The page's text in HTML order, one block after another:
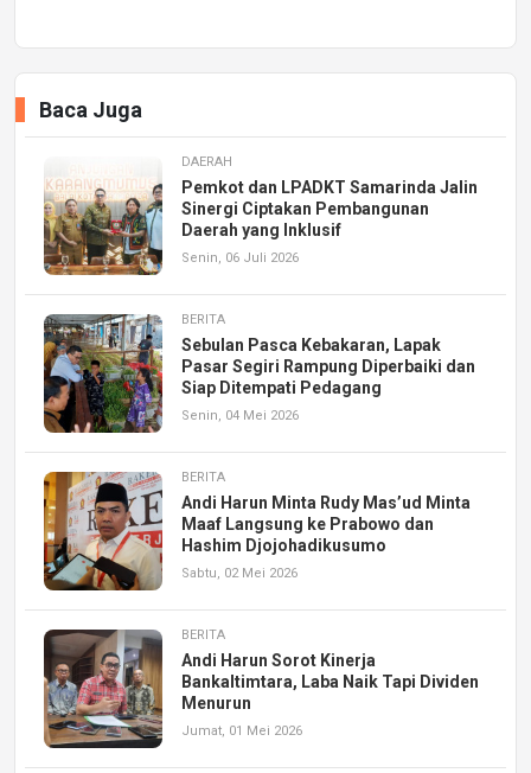
Baca Juga
DAERAH
Pemkot dan LPADKT Samarinda Jalin
Sinergi Ciptakan Pembangunan
Daerah yang Inklusif
Senin, 06 Juli 2026
BERITA
Sebulan Pasca Kebakaran, Lapak
Pasar Segiri Rampung Diperbaiki dan
Siap Ditempati Pedagang
Senin, 04 Mei 2026
BERITA
Andi Harun Minta Rudy Mas’ud Minta
Maaf Langsung ke Prabowo dan
Hashim Djojohadikusumo
Sabtu, 02 Mei 2026
BERITA
Andi Harun Sorot Kinerja
Bankaltimtara, Laba Naik Tapi Dividen
Menurun
Jumat, 01 Mei 2026